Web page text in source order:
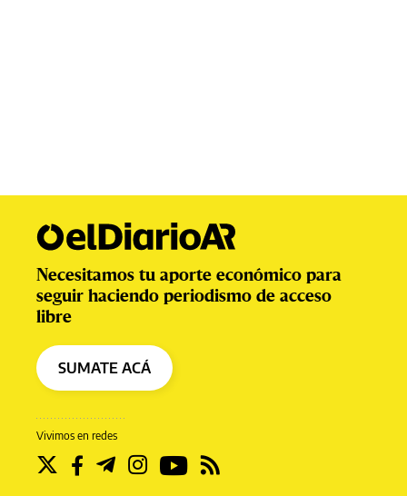
Vivimos en redes
Necesitamos tu aporte económico para
seguir haciendo periodismo de acceso
libre
SUMATE ACÁ